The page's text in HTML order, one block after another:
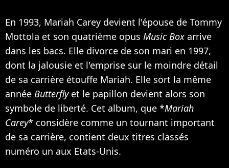
En 1993, Mariah Carey devient l'épouse de Tommy
Mottola et son quatrième opus Music Box arrive
dans les bacs. Elle divorce de son mari en 1997,
dont la jalousie et l'emprise sur le moindre détail
de sa carrière étouffe Mariah. Elle sort la même
année Butterflyet le papillon devient alors son
symbole de liberté. Cet album, que *Mariah
Carey* considère comme un tournant important
de sa carrière, contient deux titres classés
numéro un aux Etats-Unis.